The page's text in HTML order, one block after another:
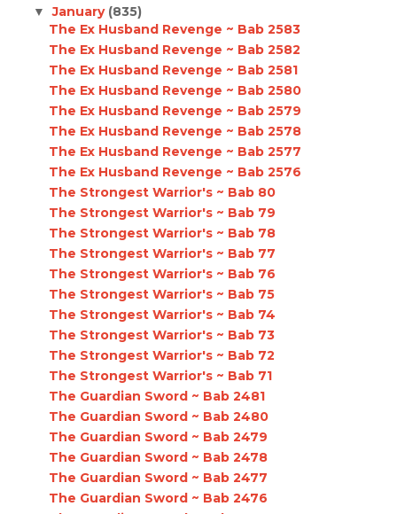
▼January (835)
The Ex Husband Revenge ~ Bab 2583
The Ex Husband Revenge ~ Bab 2582
The Ex Husband Revenge ~ Bab 2581
The Ex Husband Revenge ~ Bab 2580
The Ex Husband Revenge ~ Bab 2579
The Ex Husband Revenge ~ Bab 2578
The Ex Husband Revenge ~ Bab 2577
The Ex Husband Revenge ~ Bab 2576
The Strongest Warrior's ~ Bab 80
The Strongest Warrior's ~ Bab 79
The Strongest Warrior's ~ Bab 78
The Strongest Warrior's ~ Bab 77
The Strongest Warrior's ~ Bab 76
The Strongest Warrior's ~ Bab 75
The Strongest Warrior's ~ Bab 74
The Strongest Warrior's ~ Bab 73
The Strongest Warrior's ~ Bab 72
The Strongest Warrior's ~ Bab 71
The Guardian Sword ~ Bab 2481
The Guardian Sword ~ Bab 2480
The Guardian Sword ~ Bab 2479
The Guardian Sword ~ Bab 2478
The Guardian Sword ~ Bab 2477
The Guardian Sword ~ Bab 2476